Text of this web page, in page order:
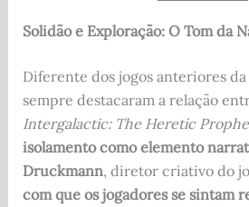
Solidão e Exploração: O Tom da
Diferente dos jogos anteriores
sempre destacaram a relação
Intergalactic: The Heretic
isolamento como elemento
Druckmann, diretor criativo do
com que os jogadores se sintam